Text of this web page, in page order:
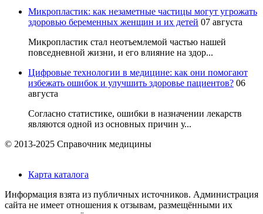
Микропластик: как незаметные частицы могут угрожать
здоровью беременных женщин и их детей 07 августа
Микропластик стал неотъемлемой частью нашей
повседневной жизни, и его влияние на здор...
Цифровые технологии в медицине: как они помогают
избежать ошибок и улучшить здоровье пациентов? 06
августа
Согласно статистике, ошибки в назначении лекарств
являются одной из основных причин у...
© 2013-2025 Справочник медицины
Карта каталога
Информация взята из публичных источников. Администрация
сайта не имеет отношения к отзывам, размещёнными их